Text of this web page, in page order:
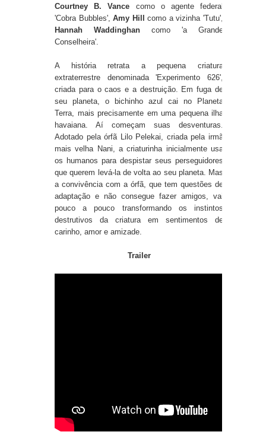
Courtney B. Vance como o agente federal
'Cobra Bubbles',Amy Hill
como a vizinha 'Tutu',
Hannah Waddinghan como 'a Grande
Conselheira'.
A história retrata a pequena criatura
extraterrestre denominada 'Experimento 626',
criada para o caos e a destruição. Em fuga de
seu planeta, o bichinho azul cai no Planeta
Terra, mais precisamente em uma pequena ilha
havaiana. Aí começam suas desventuras.
Adotado pela órfã Lilo Pelekai, criada pela irmã
mais velha Nani, a criaturinha inicialmente usa
os humanos para despistar seus perseguidores
que querem levá-la de volta ao seu planeta. Mas
a convivência com a órfã, que tem questões de
adaptação e não consegue fazer amigos, vai
pouco a pouco transformando os instintos
destrutivos da criatura em sentimentos de
carinho, amor e amizade.
Trailer